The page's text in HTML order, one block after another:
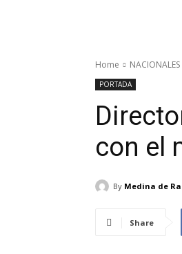
Home NACIONALES
PORTADA
con el
By Medina de
Share